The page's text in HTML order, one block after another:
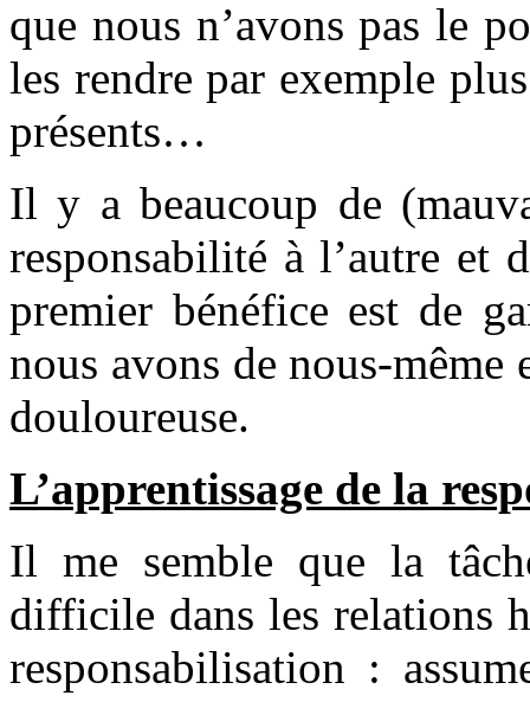
que nous n’avons pas le
les rendre par exemple
présents…
Il y a beaucoup de
responsabilité à l’autre et
premier bénéfice est de
nous avons de nous-même
douloureuse.
L’apprentissage de la
Il me semble que la
difficile dans les relations
responsabilisation :